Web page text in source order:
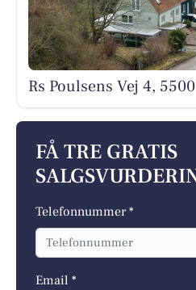
Rs Poulsens Vej 4,
FÅ TRE GRATIS
Telefonnummer *
Email *